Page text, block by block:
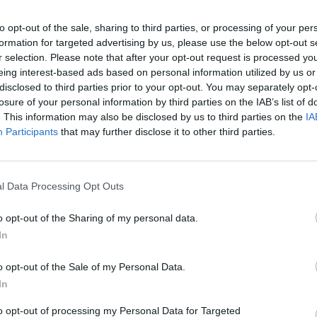
opt-out of the sale, sharing to third parties, or processing of your
for targeted advertising by us, please use the below opt-out
selection. Please note that after your opt-out request is processed
interest-based ads based on personal information utilized by us
to third parties prior to your opt-out. You may separately
of your personal information by third parties on the IAB’s list of
This information may also be disclosed by us to third parties on the
Participants that may further disclose it to other third parties.
Data Processing Opt Outs
opt-out of the Sharing of my personal data.
opt-out of the Sale of my Personal Data.
opt-out of processing my Personal Data for Targeted
objectif l’achat d’immeubles, leur réaménagement, leur
alimentent immédiatement toutes les spéculations.
paraît presque irréelle pour certains copropriétaires.
de la nature, amateur de simplicité et peu attiré par
inattendu dans ce projet. Cette information a provoqué
que le groupe LFPI, déjà copropriétaire important de
luxe. Mais, au dernier moment, l’opération aurait
comprend pas ce qui s’est passé”.
démenti ces rumeurs. Son agent a affirmé que Vianney
que l’artiste se trouvait actuellement